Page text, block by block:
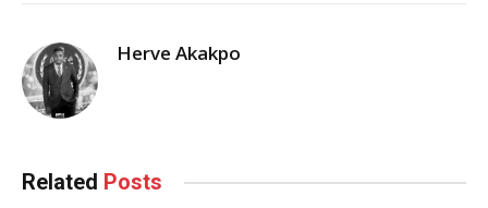
Herve Akakpo
Related Posts